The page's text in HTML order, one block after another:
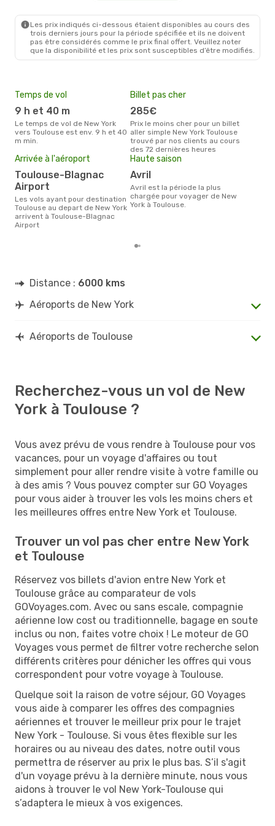
Les prix indiqués ci-dessous étaient disponibles au cours des
trois derniers jours pour la période spécifiée et ils ne doivent
pas être considérés comme le prix final offert. Veuillez noter
que la disponibilité et les prix sont susceptibles d’être modifiés.
Temps de vol
9 h et 40 m
Le temps de vol de New York
vers Toulouse est env. 9 h et 40
m min.
Billet pas cher
285€
Prix le moins cher pour un billet
aller simple New York Toulouse
trouvé par nos clients au cours
des 72 dernières heures
Arrivée à l'aéroport
Toulouse-Blagnac
Airport
Les vols ayant pour destination
Toulouse au depart de New York
arrivent à Toulouse-Blagnac
Airport
Haute saison
avril
avril est la période la plus
chargée pour voyager de New
York à Toulouse.
Distance : 6000 kms
Aéroports de New York
Aéroports de Toulouse
Recherchez-vous un vol de New
York à Toulouse ?
Vous avez prévu de vous rendre à Toulouse pour vos
vacances, pour un voyage d'affaires ou tout
simplement pour aller rendre visite à votre famille ou
à des amis ? Vous pouvez compter sur GO Voyages
pour vous aider à trouver les vols les moins chers et
les meilleures offres entre New York et Toulouse.
Trouver un vol pas cher entre New York
et Toulouse
Réservez vos billets d'avion entre New York et
Toulouse grâce au comparateur de vols
GOVoyages.com. Avec ou sans escale, compagnie
aérienne low cost ou traditionnelle, bagage en soute
inclus ou non, faites votre choix ! Le moteur de GO
Voyages vous permet de filtrer votre recherche selon
différents critères pour dénicher les offres qui vous
correspondent pour votre voyage à Toulouse.
Quelque soit la raison de votre séjour, GO Voyages
vous aide à comparer les offres des compagnies
aériennes et trouver le meilleur prix pour le trajet
New York - Toulouse. Si vous êtes flexible sur les
horaires ou au niveau des dates, notre outil vous
permettra de réserver au prix le plus bas. S’il s'agit
d'un voyage prévu à la dernière minute, nous vous
aidons à trouver le vol New York-Toulouse qui
s’adaptera le mieux à vos exigences.